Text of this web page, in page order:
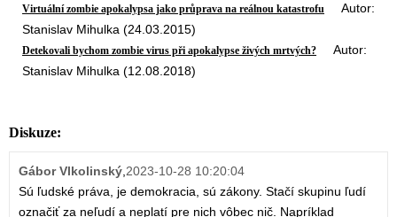
Virtuální zombie apokalypsa jako průprava na reálnou katastrofu Autor:
Stanislav Mihulka (24.03.2015)
Detekovali bychom zombie virus při apokalypse živých mrtvých? Autor:
Stanislav Mihulka (12.08.2018)
Diskuze:
Gábor Vlkolinský,2023-10-28 10:20:04
Sú ľudské práva, je demokracia, sú zákony. Stačí skupinu ľudí
označiť za neľudí a neplatí pre nich vôbec nič. Napríklad